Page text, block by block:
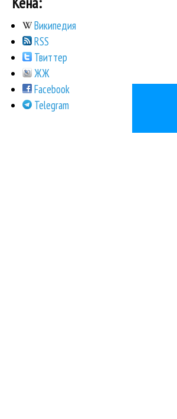
Википедия
RSS
Твиттер
ЖЖ
Facebook
Telegram